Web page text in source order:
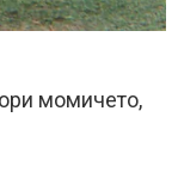
момичето,